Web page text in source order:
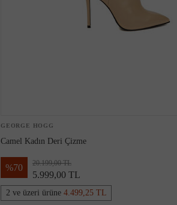
GEORGE HOGG
Camel Kadın Deri Çizme
%70 20.199,00 TL
5.999,00 TL
2 ve üzeri ürüne 4.499,25 TL